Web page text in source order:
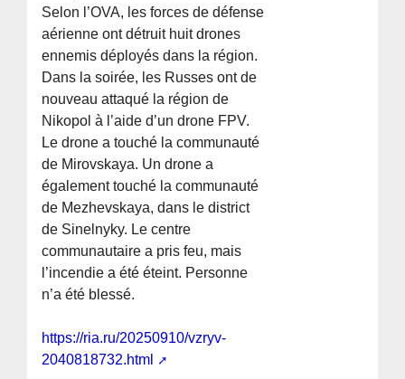
Selon l’OVA, les forces de défense
aérienne ont détruit huit drones
ennemis déployés dans la région.
Dans la soirée, les Russes ont de
nouveau attaqué la région de
Nikopol à l’aide d’un drone FPV.
Le drone a touché la communauté
de Mirovskaya. Un drone a
également touché la communauté
de Mezhevskaya, dans le district
de Sinelnyky. Le centre
communautaire a pris feu, mais
l’incendie a été éteint. Personne
n’a été blessé.
https://ria.ru/20250910/vzryv-
2040818732.html